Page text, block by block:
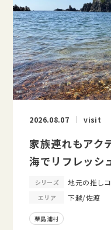
2026.08.07 visit
家族連れもアク
海でリフレッシ
シリーズ 地元の推し
エリア 下越/佐渡
粟島浦村